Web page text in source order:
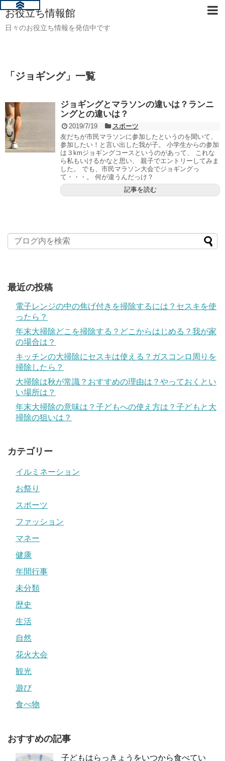
お役立ち情報館
日々のお役立ち情報を発信中です
「 ジョギング」 一覧
ジョギングとマラソンの違いは？ランニ
ングとの違いは？
2019/7/19
スポーツ
友だちが市民マラソンに参加したというのを聞いて、
参加したい！と言い出した我が子。 小学生からの参加
は３kmジョギングコースというのがあって、 これな
ら私もいけるかなと思い、 親子でエントリーしてみま
した。 でも、市民マラソン大会でジョギングっ
て・・・。 何が違うんだっけ？
記事を読む
最近の投稿
電子レンジの中の焦げ付きを掃除するには？セスキを使
ったら？
年末大掃除どこを掃除する？どこからはじめる？我が家
の場合は？
キッチンの大掃除にセスキは使える？ガスコンロ周りを
掃除したら？
大掃除は秋が常識？おすすめの理由は？やっておくとい
い場所は？
年末大掃除の意味は？子どもへの使え方は？子どもと大
掃除の狙いは？
カテゴリー
イルミネーション
お祭り
スポーツ
ファッション
マネー
健康
年間行事
未分類
歴史
生活
自然
花火大会
観光
遊び
食べ物
おすすめの記事
子どもはらっきょうをいつから食べてい